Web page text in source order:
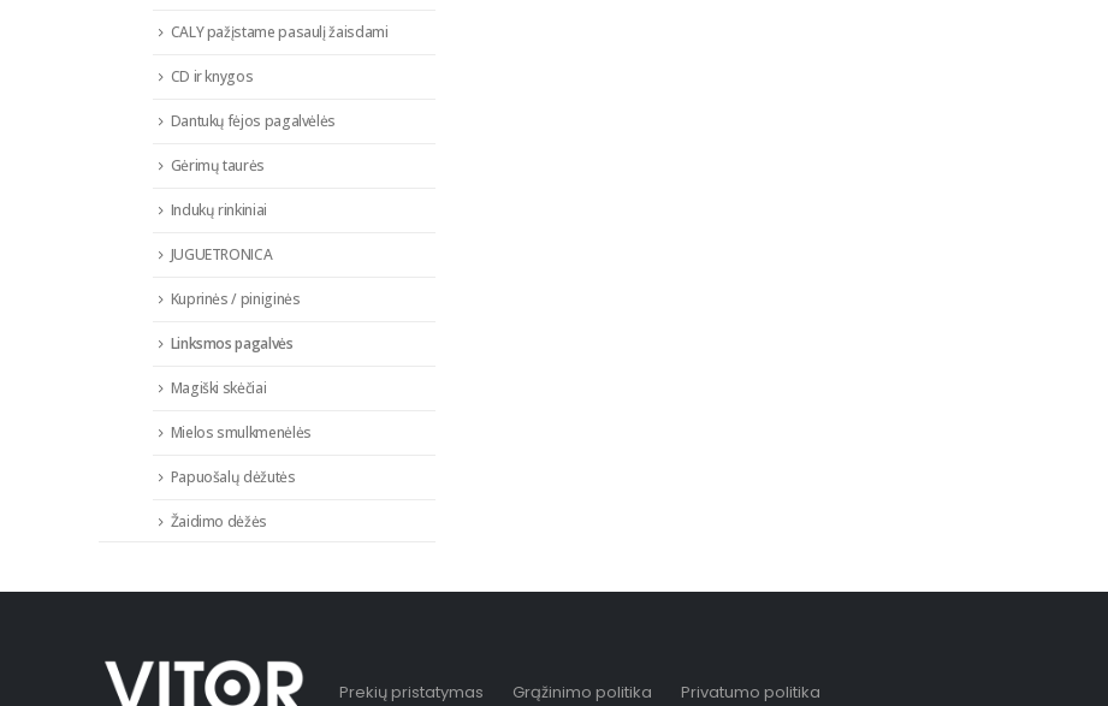
CALY pažįstame pasaulį žaisdami
CD ir knygos
Dantukų fėjos pagalvėlės
Gėrimų taurės
Indukų rinkiniai
JUGUETRONICA
Kuprinės / piniginės
Linksmos pagalvės
Magiški skėčiai
Mielos smulkmenėlės
Papuošalų dėžutės
Žaidimo dėžės
Prekių pristatymas Grąžinimo politika Privatumo politika